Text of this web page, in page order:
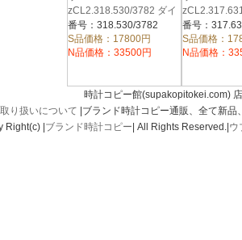
zCL2.318.530/3782 ダイ
バー クロノ ＳＳブレ
ス ワインレッド
番号：318.530/3782
S品価格：17800円
N品価格：33500円
バー クロ
ブルー
番号：
S品価格：
N品価格：
時計コピー館(supakopitokei.com)
り扱いについて |ブランド時計コピー通販、全て新
Right(c) | ブランド時計コピー | All Rights Reserved.| ウ